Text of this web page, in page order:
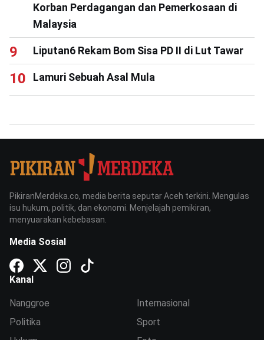
Korban Perdagangan dan Pemerkosaan di
Malaysia
Liputan6 Rekam Bom Sisa PD II di Lut Tawar
Lamuri Sebuah Asal Mula
PikiranMerdeka.co, media berita seputar Aceh terkini. Mengulas
isu hukum, politik, dan ekonomi. Menjelajah pemikiran,
menyuarakan kebebasan.
Media Sosial
Kanal
Nanggroe
Politika
Internasional
Sport